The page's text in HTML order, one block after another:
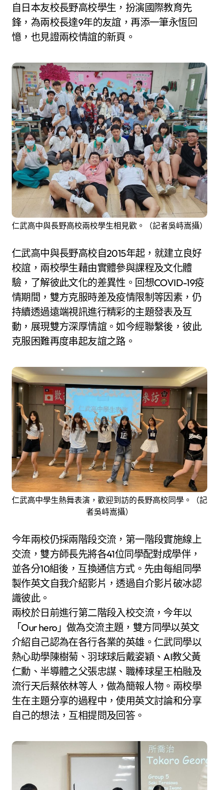
自日本友校長野高校學生，扮演國際教育先
鋒，為兩校長達9年的友誼，再添一筆永恆回
憶，也見證兩校情誼的新頁。
仁武高中與長野高校兩校學生相見歡。（記者吳峙嵩攝）
仁武高中與長野高校自2015年起，就建立良好
校誼，兩校學生藉由實體參與課程及文化體
驗，了解彼此文化的差異性。回想COVID-19疫
情期間，雙方克服時差及疫情限制等因素，仍
持續透過遠端視訊進行精彩的主題發表及互
動，展現雙方深厚情誼。如今經聯繫後，彼此
克服困難再度串起友誼之路。
仁武高中學生熱舞表演，歡迎到訪的長野高校同學。（記
者吳峙嵩攝）
今年兩校仍採兩階段交流，第一階段實施線上
交流，雙方師長先將各41位同學配對成學伴，
並各分10組後，互換通信方式。先由每組同學
製作英文自我介紹影片，透過自介影片破冰認
識彼此。
兩校於日前進行第二階段入校交流，今年以
「Our hero」做為交流主題，雙方同學以英文
介紹自己認為在各行各業的英雄。仁武同學以
熱心助學陳樹菊、羽球球后戴姿穎、AI教父黃
仁勳、半導體之父張忠謀、職棒球星王柏融及
流行天后蔡依林等人，做為簡報人物。兩校學
生在主題分享的過程中，使用英文討論和分享
自己的想法，互相提問及回答。